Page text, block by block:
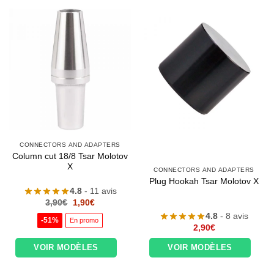
CONNECTORS AND ADAPTERS
Column cut 18/8 Tsar Molotov
X
4.8- 11 avis
3,90€
Le
prix
initial
était :
1,90€Le
actuel
est :
-51% En promo
VOIR MODÈLES
CONNECTORS AND ADAPTERS
Plug Hookah Tsar Molotov X
4.8 - 8 avis
2,90€
VOIR MODÈLES